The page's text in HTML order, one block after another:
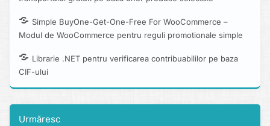
Simple BuyOne-Get-One-Free For WooCommerce –
Modul de WooCommerce pentru reguli promotionale simple
Librarie .NET pentru verificarea contribuabililor pe baza
CIF-ului
Urmăresc